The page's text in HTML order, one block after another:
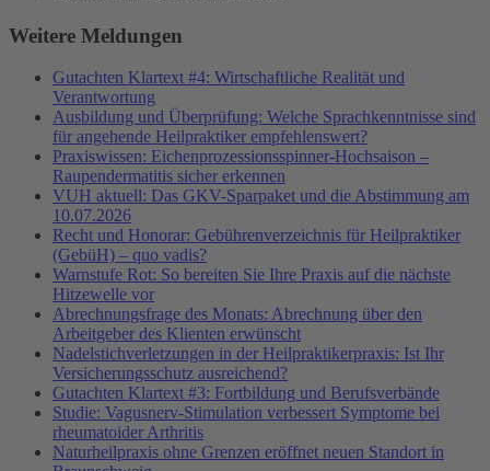
Weitere Meldungen
Gutachten Klartext #4: Wirtschaftliche Realität und
Verantwortung
Ausbildung und Überprüfung: Welche Sprachkenntnisse sind
für angehende Heilpraktiker empfehlenswert?
Praxiswissen: Eichenprozessionsspinner-Hochsaison –
Raupendermatitis sicher erkennen
VUH aktuell: Das GKV-Sparpaket und die Abstimmung am
10.07.2026
Recht und Honorar: Gebührenverzeichnis für Heilpraktiker
(GebüH) – quo vadis?
Warnstufe Rot: So bereiten Sie Ihre Praxis auf die nächste
Hitzewelle vor
Abrechnungsfrage des Monats: Abrechnung über den
Arbeitgeber des Klienten erwünscht
Nadelstichverletzungen in der Heilpraktikerpraxis: Ist Ihr
Versicherungsschutz ausreichend?
Gutachten Klartext #3: Fortbildung und Berufsverbände
Studie: Vagusnerv-Stimulation verbessert Symptome bei
rheumatoider Arthritis
Naturheilpraxis ohne Grenzen eröffnet neuen Standort in